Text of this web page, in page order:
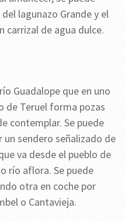
lagunazo Grande y el
carrizal de agua dulce.
Guadalope que en uno
de Teruel forma pozas
contemplar. Se puede
sendero señalizado de
va desde el pueblo de
río aflora. Se puede
otra en coche por
o Cantavieja.